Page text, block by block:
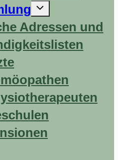
Untermenü
erweitern
Adressen und